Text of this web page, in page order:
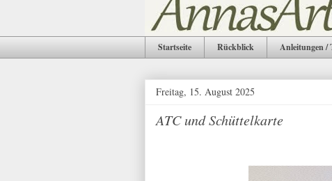
Startseite Rückblick Anleitungen /
Freitag, 15. August 2025
ATC und Schüttelkarte